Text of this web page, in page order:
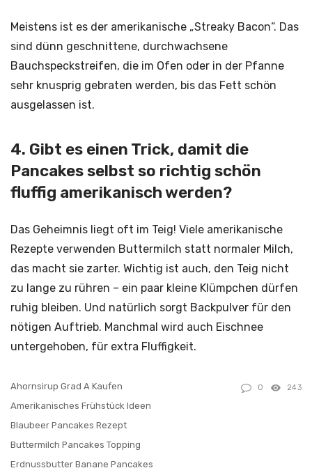
Meistens ist es der amerikanische „Streaky Bacon“. Das
sind dünn geschnittene, durchwachsene
Bauchspeckstreifen, die im Ofen oder in der Pfanne
sehr knusprig gebraten werden, bis das Fett schön
ausgelassen ist.
4. Gibt es einen Trick, damit die
Pancakes selbst so richtig schön
fluffig amerikanisch werden?
Das Geheimnis liegt oft im Teig! Viele amerikanische
Rezepte verwenden Buttermilch statt normaler Milch,
das macht sie zarter. Wichtig ist auch, den Teig nicht
zu lange zu rühren – ein paar kleine Klümpchen dürfen
ruhig bleiben. Und natürlich sorgt Backpulver für den
nötigen Auftrieb. Manchmal wird auch Eischnee
untergehoben, für extra Fluffigkeit.
Ahornsirup Grad A Kaufen
Amerikanisches Frühstück Ideen
Blaubeer Pancakes Rezept
Buttermilch Pancakes Topping
Erdnussbutter Banane Pancakes
0 243